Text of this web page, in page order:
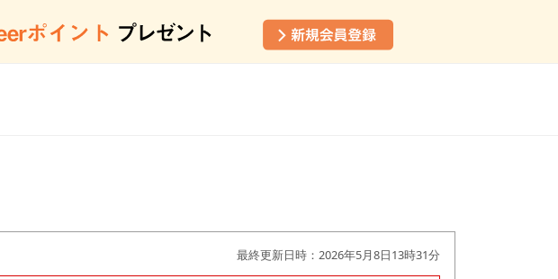
最終更新日時：2026年5月8日13時31分